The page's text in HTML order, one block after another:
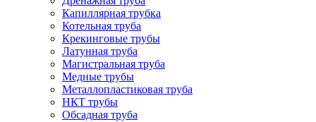
Капиллярная трубка
Котельная труба
Крекинговые трубы
Латунная труба
Магистральная труба
Медные трубы
Металлопластиковая труба
НКТ трубы
Обсадная труба